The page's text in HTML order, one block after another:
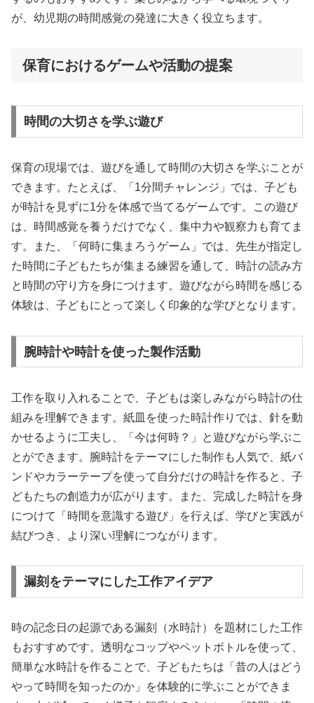
が、幼児期の時間感覚の発達に大きく役立ちます。
保育におけるゲームや活動の提案
時間の大切さを学ぶ遊び
保育の現場では、遊びを通して時間の大切さを学ぶことが
できます。たとえば、「1分間チャレンジ」では、子ども
が時計を見ずに1分を体感で当てるゲームです。この遊び
は、時間感覚を養うだけでなく、集中力や観察力も育てま
す。また、「何時に集まろうゲーム」では、先生が指定し
た時間に子どもたちが集まる練習を通して、時計の読み方
と時間の守り方を身につけます。遊びながら時間を感じる
体験は、子どもにとって楽しく印象的な学びとなります。
腕時計や時計を使った製作活動
工作を取り入れることで、子どもは楽しみながら時計の仕
組みを理解できます。紙皿を使った時計作りでは、針を動
かせるように工夫し、「今は何時？」と遊びながら学ぶこ
とができます。腕時計をテーマにした制作も人気で、紙バ
ンドやカラーテープを使って自分だけの時計を作ると、子
どもたちの創造力が広がります。また、完成した時計を身
につけて「時間を意識する遊び」を行えば、学びと実践が
結びつき、より深い理解につながります。
漏刻をテーマにした工作アイデア
時の記念日の起源である漏刻（水時計）を題材にした工作
もおすすめです。透明なコップやペットボトルを使って、
簡単な水時計を作ることで、子どもたちは「昔の人はどう
やって時間を知ったのか」を体験的に学ぶことができま